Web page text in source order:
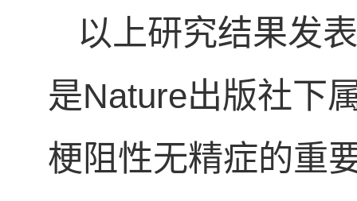
以上研究结果发
是Nature出版社下
梗阻性无精症的重